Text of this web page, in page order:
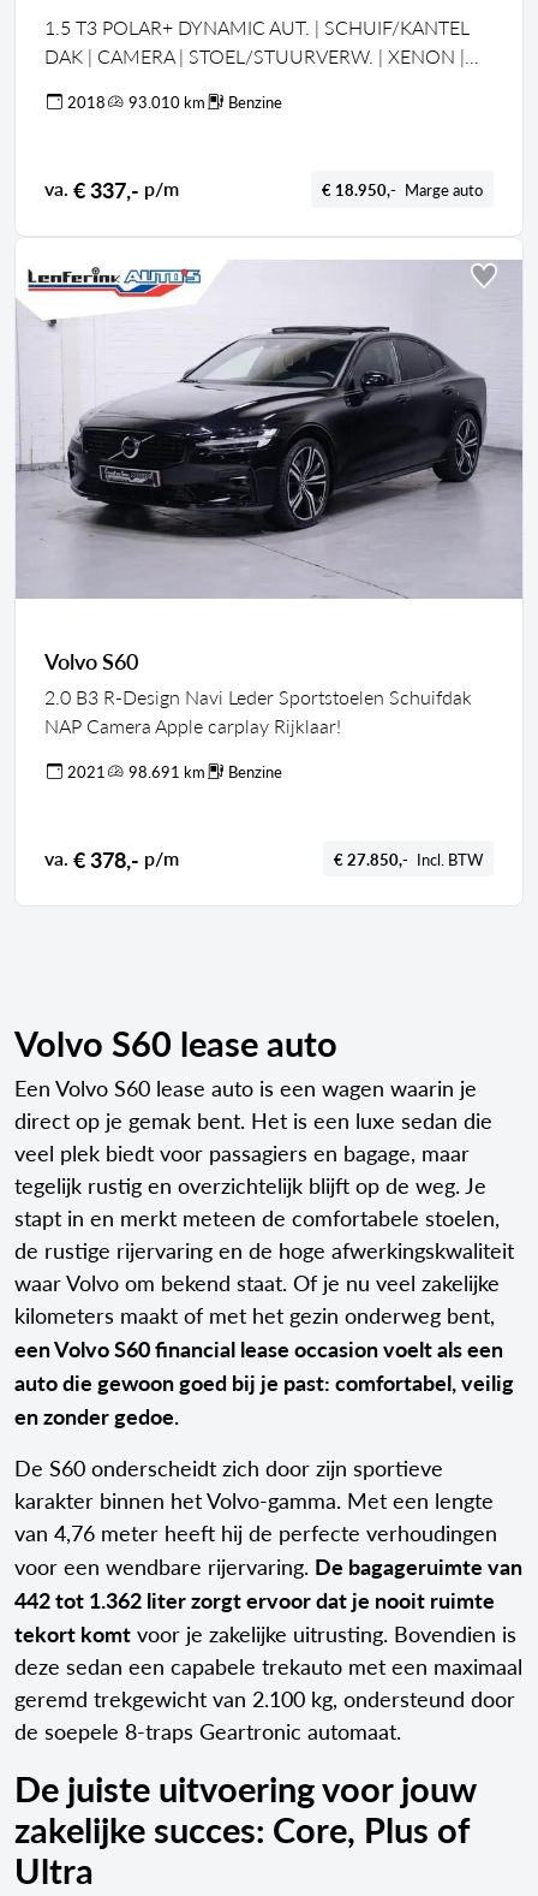
1.5 T3 POLAR+ DYNAMIC AUT. | SCHUIF/KANTEL
DAK | CAMERA | STOEL/STUURVERW. | XENON |
2018 93.010 km Benzine
va. € 337,- p/m € 18.950,- Marge auto
Volvo S60
2.0 B3 R-Design Navi Leder Sportstoelen Schuifdak
NAP Camera Apple carplay Rijklaar!
2021 98.691 km Benzine
va. € 378,- p/m € 27.850,- Incl. BTW
Volvo S60 lease auto
Een Volvo S60 lease auto is een wagen waarin je
direct op je gemak bent. Het is een luxe sedan die
veel plek biedt voor passagiers en bagage, maar
tegelijk rustig en overzichtelijk blijft op de weg. Je
stapt in en merkt meteen de comfortabele stoelen,
de rustige rijervaring en de hoge afwerkingskwaliteit
waar Volvo om bekend staat. Of je nu veel zakelijke
kilometers maakt of met het gezin onderweg bent,
een Volvo S60 financial lease occasion voelt als een
auto die gewoon goed bij je past: comfortabel, veilig
en zonder gedoe.
De S60 onderscheidt zich door zijn sportieve
karakter binnen het Volvo-gamma. Met een lengte
van 4,76 meter heeft hij de perfecte verhoudingen
voor een wendbare rijervaring. De bagageruimte van
442 tot 1.362 liter zorgt ervoor dat je nooit ruimte
tekort komt voor je zakelijke uitrusting. Bovendien is
deze sedan een capabele trekauto met een maximaal
geremd trekgewicht van 2.100 kg, ondersteund door
de soepele 8-traps Geartronic automaat.
De juiste uitvoering voor jouw
zakelijke succes: Core, Plus of
Ultra